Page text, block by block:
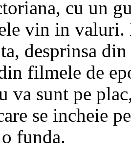
cu un
vin in valuri.
desprinsa
filmele de
va sunt pe
se incheie
funda.